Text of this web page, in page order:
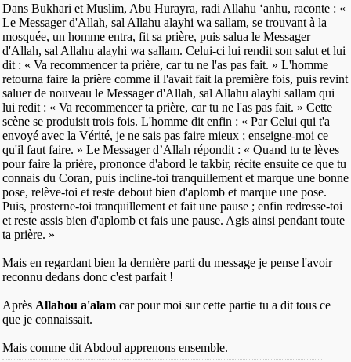
Dans Bukhari et Muslim, Abu Hurayra, radi Allahu ‘anhu, raconte : «
Le Messager d'Allah, sal Allahu alayhi wa sallam, se trouvant à la
mosquée, un homme entra, fit sa prière, puis salua le Messager
d'Allah, sal Allahu alayhi wa sallam. Celui-ci lui rendit son salut et lui
dit : « Va recommencer ta prière, car tu ne l'as pas fait. » L'homme
retourna faire la prière comme il l'avait fait la première fois, puis revint
saluer de nouveau le Messager d'Allah, sal Allahu alayhi sallam qui
lui redit : « Va recommencer ta prière, car tu ne l'as pas fait. » Cette
scène se produisit trois fois. L'homme dit enfin : « Par Celui qui t'a
envoyé avec la Vérité, je ne sais pas faire mieux ; enseigne-moi ce
qu'il faut faire. » Le Messager d’Allah répondit : « Quand tu te lèves
pour faire la prière, prononce d'abord le takbir, récite ensuite ce que tu
connais du Coran, puis incline-toi tranquillement et marque une bonne
pose, relève-toi et reste debout bien d'aplomb et marque une pose.
Puis, prosterne-toi tranquillement et fait une pause ; enfin redresse-toi
et reste assis bien d'aplomb et fais une pause. Agis ainsi pendant toute
ta prière. »
Mais en regardant bien la dernière parti du message je pense l'avoir
reconnu dedans donc c'est parfait !
Après Allahou a'alam car pour moi sur cette partie tu a dit tous ce
que je connaissait.
Mais comme dit Abdoul apprenons ensemble.